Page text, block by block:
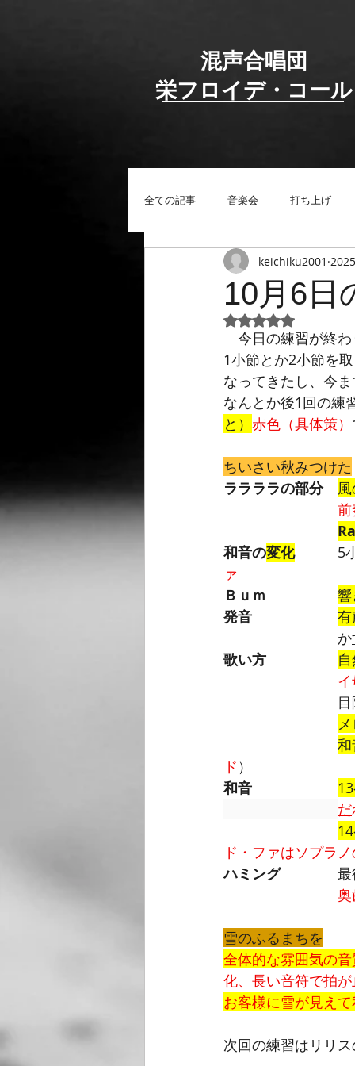
混声合唱団
​栄フロイデ・コール
全ての記事 音楽会 打ち上げ
10月6日
keichiku2001
5つ星のうちNaN
今日の練習が終わ
1小節とか2小節を
なってきたし、今
なんとか後1回の練
と） 赤色（具体策）
ちいさい秋みつけた
ララララの部分
Ra
和音の変化
5
Ｂｕｍ
発音
か
歌い方
目隠し鬼さん
ド ）
和音
だ
ド・ファはソプラ
ハミング
奥歯を
雪のふるまちを
全体的な雰囲気の
化、長い音符で拍
お客様に雪が見え
次回の練習はリリ